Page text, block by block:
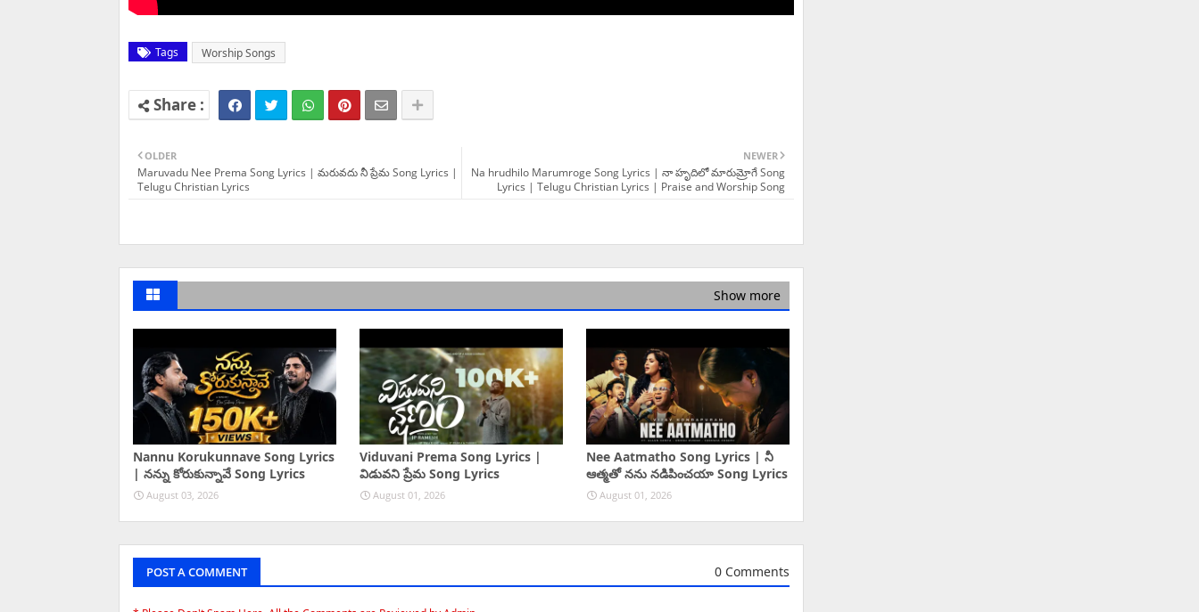
Tags Worship Songs
NEWER
Na hrudhilo Marumroge Song Lyrics | నా హృదిలో మారుమ్రోగే Song
Lyrics | Telugu Christian Lyrics | Praise and Worship Song
OLDER
Maruvadu Nee Prema Song Lyrics | మరువదు నీ ప్రేమ Song Lyrics |
Telugu Christian Lyrics
Show more
Nannu Korukunnave Song Lyrics
| నన్ను కోరుకున్నావే Song Lyrics
August 03, 2026
Viduvani Prema Song Lyrics |
విడువని ప్రేమ Song Lyrics
August 01, 2026
Nee Aatmatho Song Lyrics | నీ
ఆత్మతో నను నడిపించయా Song Lyrics
August 01, 2026
POST A COMMENT 0 Comments